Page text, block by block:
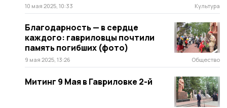
10 мая 2025, 10:33 Культура
Благодарность — в сердце
каждого: гавриловцы почтили
память погибших (фото)
9 мая 2025, 13:26 Общество
Митинг 9 Мая в Гавриловке 2-й